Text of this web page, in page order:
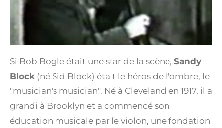
Si Bob Bogle était une star de la scène, Sandy
Block (né Sid Block) était le héros de l'ombre, le
"musician's musician". Né à Cleveland en 1917, il a
grandi à Brooklyn et a commencé son
éducation musicale par le violon, une fondation